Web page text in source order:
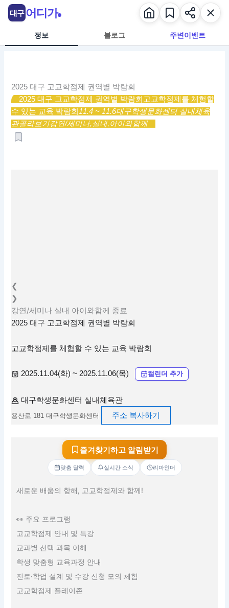
정보 블로그 주변이벤트
2025 대구 고교학점제 권역별 박람회
2025 대구 고교학점제 권역별 박람회 고교학점제를 체험할
수 있는 교육 박람회 11.4 ~ 11.6대구학생문화센터 실내체육
관골라보기강연/세미나,실내,아이와함께
❮
❯
강연/세미나 실내 아이와함께 종료
2025 대구 고교학점제 권역별 박람회
고교학점제를 체험할 수 있는 교육 박람회
2025.11.04(화) ~ 2025.11.06(목) 캘린더 추가
대구학생문화센터 실내체육관
용산로 181 대구학생문화센터 주소 복사하기
즐겨찾기하고 알림받기
맞춤 달력 실시간 소식 리마인더
새로운 배움의 항해, 고교학점제와 함께!
👀 주요 프로그램
고교학점제 안내 및 특강
교과별 선택 과목 이해
학생 맞춤형 교육과정 안내
진로·학업 설계 및 수강 신청 모의 체험
고교학점제 플레이존
대구 어디가